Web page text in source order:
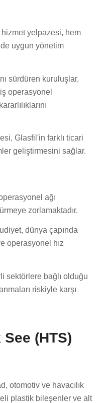
yelpazesi, hem
uygun yönetim
sürdüren kuruluşlar,
operasyonel
Glasfil'in farklı ticari
geliştirmesini sağlar.
ağı
zorlamaktadır.
dünya çapında
operasyonel hız
sektörlere bağlı olduğu
riskiyle karşı
See (HTS)
otomotiv ve havacılık
plastik bileşenler ve alt